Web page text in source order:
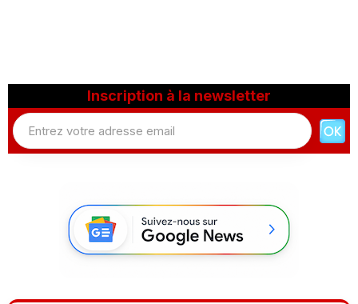
Inscription à la newsletter